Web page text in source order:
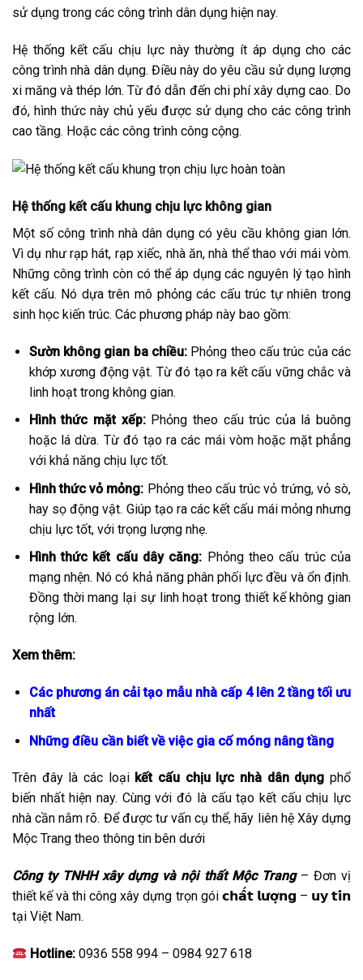
sử dụng trong các công trình dân dụng hiện nay.
Hệ thống kết cấu chịu lực này thường ít áp dụng cho các
công trình nhà dân dụng. Điều này do yêu cầu sử dụng lượng
xi măng và thép lớn. Từ đó dẫn đến chi phí xây dựng cao. Do
đó, hình thức này chủ yếu được sử dụng cho các công trình
cao tầng. Hoặc các công trình công cộng.
Hệ thống kết cấu khung chịu lực không gian
Một số công trình nhà dân dụng có yêu cầu không gian lớn.
Vì dụ như rạp hát, rạp xiếc, nhà ăn, nhà thể thao với mái vòm.
Những công trình còn có thể áp dụng các nguyên lý tạo hình
kết cấu. Nó dựa trên mô phỏng các cấu trúc tự nhiên trong
sinh học kiến trúc. Các phương pháp này bao gồm:
Sườn không gian ba chiều: Phỏng theo cấu trúc của các
khớp xương động vật. Từ đó tạo ra kết cấu vững chắc và
linh hoạt trong không gian.
Hình thức mặt xếp:Phỏng theo cấu trúc của lá buông
hoặc lá dừa. Từ đó tạo ra các mái vòm hoặc mặt phẳng
với khả năng chịu lực tốt.
Hình thức vỏ mỏng: Phỏng theo cấu trúc vỏ trứng, vỏ sò,
hay sọ động vật. Giúp tạo ra các kết cấu mái mỏng nhưng
chịu lực tốt, với trọng lượng nhẹ.
Hình thức kết cấu dây căng: Phỏng theo cấu trúc của
mạng nhện. Nó có khả năng phân phối lực đều và ổn định.
Đồng thời mang lại sự linh hoạt trong thiết kế không gian
rộng lớn.
Xem thêm:
Các phương án cải tạo mẫu nhà cấp 4 lên 2 tầng tối ưu
nhất
Những điều cần biết về việc gia cố móng nâng tầng
Trên đây là các loại kết cấu chịu lực nhà dân dụng phổ
biến nhất hiện nay. Cùng với đó là cấu tạo kết cấu chịu lực
nhà cần nắm rõ. Để được tư vấn cụ thể, hãy liên hệ Xây dựng
Mộc Trang theo thông tin bên dưới
Công ty TNHH xây dựng và nội thất Mộc Trang– Đơn vị
thiết kế và thi công xây dựng trọn gói 𝗰𝗵𝗮̂́𝘁 𝗹𝘂̛𝗼̛̣𝗻𝗴 – 𝘂𝘆 𝘁𝗶́𝗻
tại Việt Nam.
Hotline: 0936 558 994 – 0984 927 618